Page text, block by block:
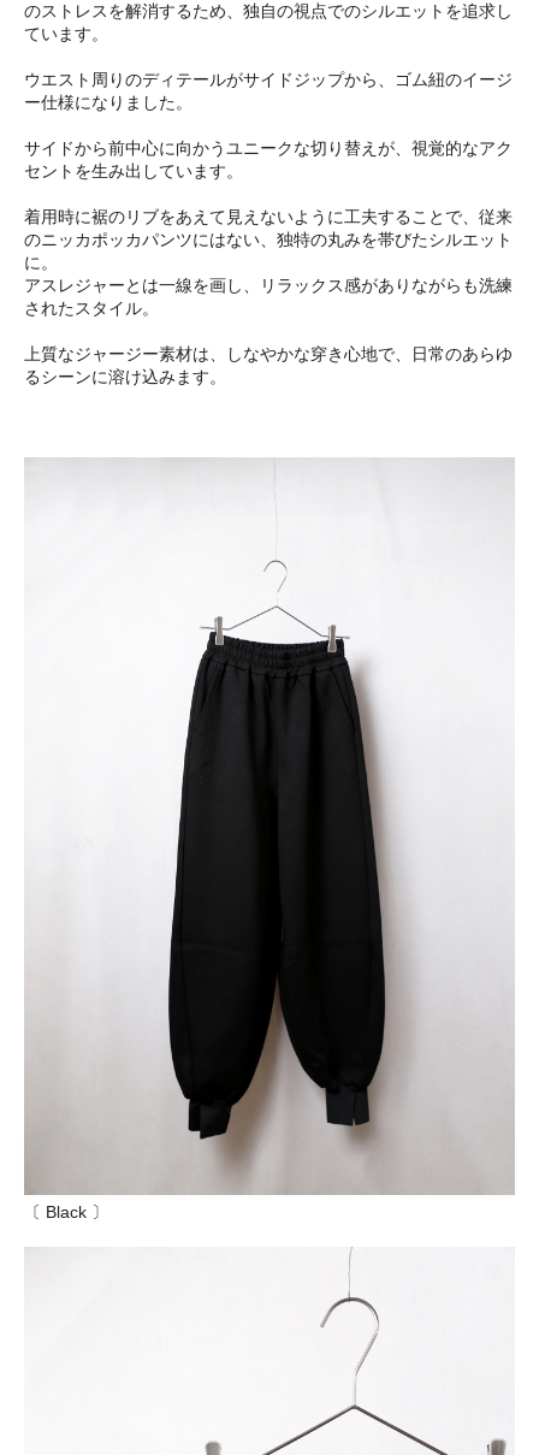
のストレスを解消するため、独自の視点でのシルエットを追求し
ています。
ウエスト周りのディテールがサイドジップから、ゴム紐のイージ
ー仕様になりました。
サイドから前中心に向かうユニークな切り替えが、視覚的なアク
セントを生み出しています。
着用時に裾のリブをあえて見えないように工夫することで、従来
のニッカポッカパンツにはない、独特の丸みを帯びたシルエット
に。
アスレジャーとは一線を画し、リラックス感がありながらも洗練
されたスタイル。
上質なジャージー素材は、しなやかな穿き心地で、日常のあらゆ
るシーンに溶け込みます。
〔 Black 〕